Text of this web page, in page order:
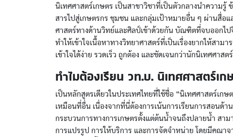
นิเทศศาสตร์เกษตร เป็นสาขาวิชาที่เป็นตัวกลางนำความรู้
สารไปสู่เกษตรกร ชุมชน และกลุ่มเป้าหมายอื่น ๆ ผ่านสื่อ
ศาสตร์ทางด้านวิทย์และศิลป์เข้าด้วยกัน บัณฑิตที่จบออกไ
ทำให้เข้าใจเนื้อหาทางวิทยาศาสตร์ที่เป็นเรื่องยากให้สา
เข้าใจได้ง่าย รวดเร็ว ถูกต้อง และชัดเจนกว่านักนิเทศศาสต
ทำไมต้องเรียน วท.บ. นิเทศศาสตร์เ
เป็นหลักสูตรเดียวในประเทศไทยที่ใช้ชื่อ “นิเทศศาสตร์เก
เหมือนที่อื่น เนื่องจากที่นี่ต้องการเน้นการเรียนการสอนด้า
กระบวนการทางการเกษตรตั้งแต่ต้นน้ำจนถึงปลายน้ำ สา
การแปรรูป การให้บริการ และการจัดจำหน่าย โดยมีคณา